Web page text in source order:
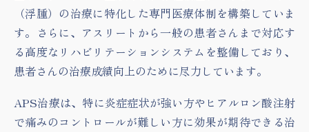
（浮腫）の治療に特化した専門医療体制を構築していま
す。さらに、アスリートから一般の患者さんまで対応す
る高度なリハビリテーションシステムを整備しており、
患者さんの治療成績向上のために尽力しています。
APS治療は、特に炎症症状が強い方やヒアルロン酸注射
で痛みのコントロールが難しい方に効果が期待できる治